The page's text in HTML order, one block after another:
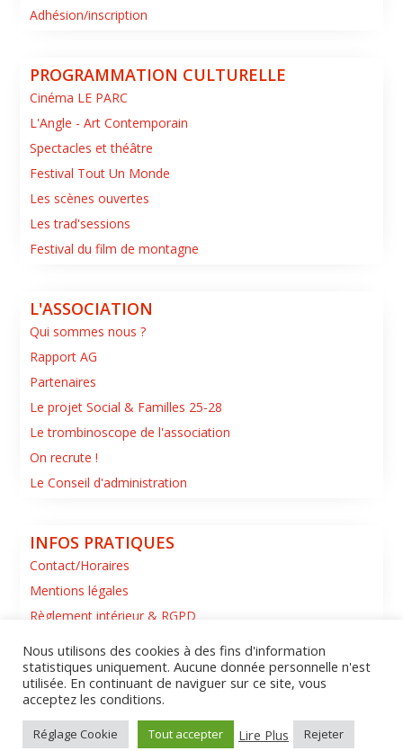
Adhésion/inscription
PROGRAMMATION CULTURELLE
Cinéma LE PARC
L'Angle - Art Contemporain
Spectacles et théâtre
Festival Tout Un Monde
Les scènes ouvertes
Les trad'sessions
Festival du film de montagne
L'ASSOCIATION
Qui sommes nous ?
Rapport AG
Partenaires
Le projet Social & Familles 25-28
Le trombinoscope de l'association
On recrute !
Le Conseil d'administration
INFOS PRATIQUES
Contact/Horaires
Mentions légales
Règlement intérieur & RGPD
Nous utilisons des cookies à des fins d'information
statistiques uniquement. Aucune donnée personnelle n'est
utilisée. En continuant de naviguer sur ce site, vous
acceptez les conditions.
Réglage Cookie Tout accepter Lire Plus Rejeter